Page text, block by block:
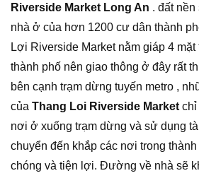
Riverside Market Long An . đất
nhà ở của hơn 1200 cư dân thành
Lợi Riverside Market nằm giáp 4
thành phố nên giao thông ở đây rất
bên cạnh trạm dừng tuyến metro ,
của Thang Loi Riverside Market chỉ
nơi ở xuống trạm dừng và sử dụng
chuyển đến khắp các nơi trong
chóng và tiện lợi. Đường về nhà sẽ